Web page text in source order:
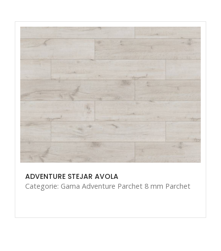
ADVENTURE STEJAR AVOLA
Categorie: Gama Adventure Parchet 8 mm Parchet